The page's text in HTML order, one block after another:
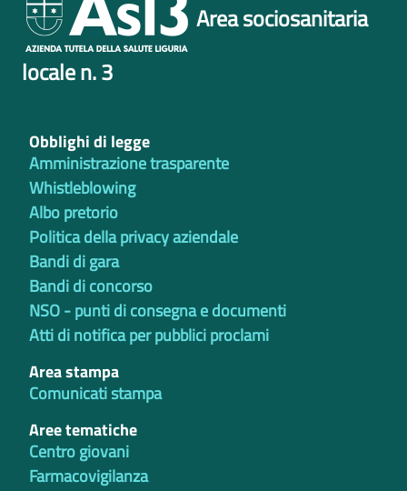
Area sociosanitaria
locale n. 3
Obblighi di legge
Amministrazione trasparente
Whistleblowing
Albo pretorio
Politica della privacy aziendale
Bandi di gara
Bandi di concorso
NSO - punti di consegna e documenti
Atti di notifica per pubblici proclami
Area stampa
Comunicati stampa
Aree tematiche
Centro giovani
Farmacovigilanza